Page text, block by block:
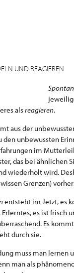
UND REAGIEREN
alsreagieren.
aus der
den unbewussten
im
das bei ähnlichen
wiederholt wird.
Grenzen)
entsteht im Jetzt, es
Erlerntes, es ist frisch
Es
durch sie.
muss man lernen
man als